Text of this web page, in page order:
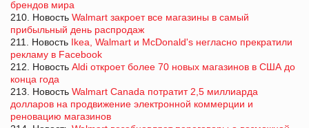
брендов мира
210. Новость Walmart закроет все магазины в самый
прибыльный день распродаж
211. Новость Ikea, Walmart и McDonald's негласно прекратили
рекламу в Facebook
212. Новость Aldi откроет более 70 новых магазинов в США до
конца года
213. Новость Walmart Canada потратит 2,5 миллиарда
долларов на продвижение электронной коммерции и
реновацию магазинов